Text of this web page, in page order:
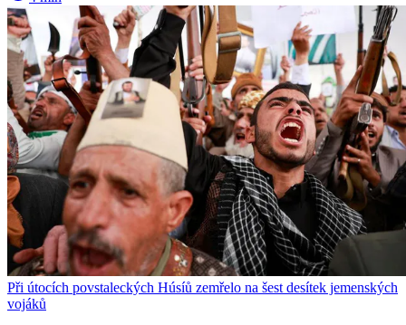
Při útocích povstaleckých Húsíů zemřelo na šest desítek jemenských
vojáků